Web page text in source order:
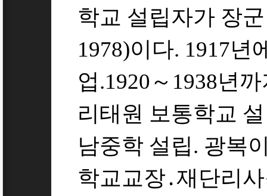
학교 설립자가 장
1978)이다. 1917년
업.1920～1938년
리태원 보통학교
남중학 설립. 광복
학교교장․재단리